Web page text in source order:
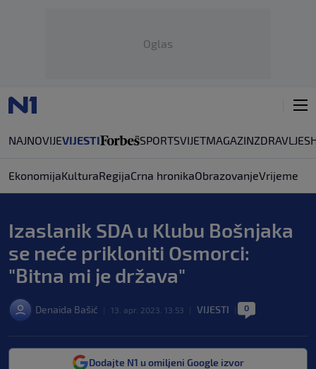
Oglas
NAJNOVIJEVIJESTI SPORTSVIJETMAGAZINZDRAVLJE
EkonomijaKulturaRegijaCrna hronikaObrazovanjeVrijeme
Izaslanik SDA u Klubu Bošnjaka
se neće prikloniti Osmorci:
"Bitna mi je država"
Denaida Bašić 13. apr. 2023. 13:53 VIJESTI 0
Dodajte N1 u omiljeni Google izvor